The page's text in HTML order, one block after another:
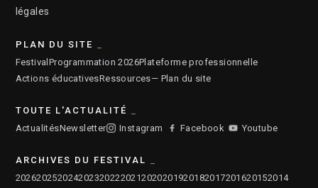
légales
PLAN DU SITE
Festival Programmation 2026Plateforme professionnelle
Actions éducativesRessources— Plan du site
TOUTE L'ACTUALITÉ
ActualitésNewsletter Instagram Facebook Youtube
ARCHIVES DU FESTIVAL
2026202520242023202220212020201920182017201620152014